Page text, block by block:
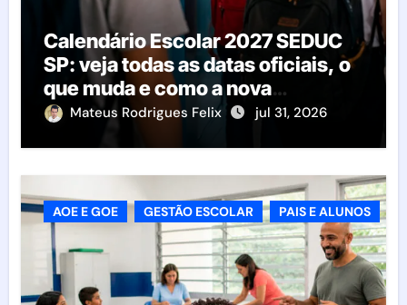
Calendário Escolar 2027 SEDUC
SP: veja todas as datas oficiais, o
que muda e como a nova
resolução afeta as escolas
Mateus Rodrigues Felix jul 31, 2026
AOE E GOE GESTÃO ESCOLAR PAIS E ALUNOS